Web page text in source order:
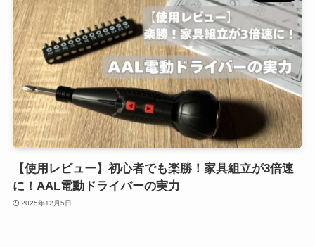
【使用レビュー】初心者でも楽勝！家具組立が3倍速
に！AAL電動ドライバーの実力
2025年12月5日